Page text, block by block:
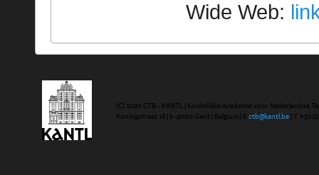
Wide Web:
(C) 2020 CTB - KANTL | Koninklijke Academie voor Nederlandse
Koningstraat 18 | b-9000 Gent | Belgium | E ctb@kantl.be | T +32